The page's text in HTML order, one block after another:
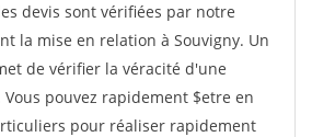
devis sont vérifiées par notre
la mise en relation à Souvigny. Un
de vérifier la véracité d'une
pouvez rapidement $etre en
pour réaliser rapidement